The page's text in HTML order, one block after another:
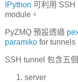
IPython 可利用 SSH
module。
PyZMQ 預設透過
paramiko for tunnels
SSH tunnel 包含五
server